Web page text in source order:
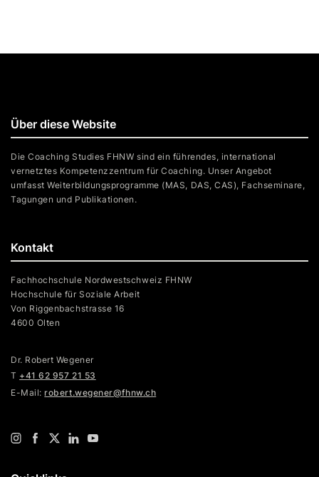
Kontakt
Fachhochschule Nordwestschweiz FHNW
Hochschule für Soziale Arbeit
Von Riggenbachstrasse 16
4600 Olten
Dr. Robert Wegener
T +41 62 957 21 53
E-Mail:robert.wegener@fhnw.ch
Über diese Website
Die Coaching Studies FHNW sind ein führendes, international
vernetztes Kompetenzzentrum für Coaching. Unser Angebot
umfasst Weiterbildungsprogramme (MAS, DAS, CAS), Fachseminare,
Tagungen und Publikationen.